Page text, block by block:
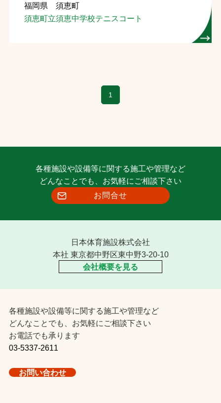
お問合せ
福岡県 須恵町
須恵町立須恵中学校テニスコート
1
各種施設や設備等に関する施工や管理など
どんなことでも、お気軽にご相談下さい
お問合せ
日本体育施設株式会社
本社 東京都中野区東中野3-20-10
会社概要を見る
各種施設や設備等に関する施工や管理など
どんなことでも、お気軽にご相談下さい
お電話でも承ります
03-5337-2611
お問い合わせ